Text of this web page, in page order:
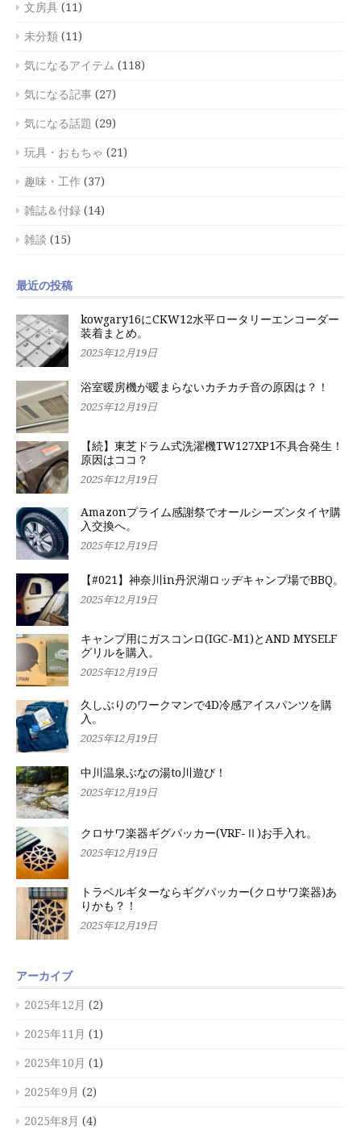
文房具 (11)
未分類 (11)
気になるアイテム (118)
気になる記事 (27)
気になる話題 (29)
玩具・おもちゃ (21)
趣味・工作 (37)
雑誌＆付録 (14)
雑談 (15)
最近の投稿
kowgary16にCKW12水平ロータリーエンコーダー
装着まとめ。
2025年12月19日
浴室暖房機が暖まらないカチカチ音の原因は？！
2025年12月19日
【続】東芝ドラム式洗濯機TW127XP1不具合発生！
原因はココ？
2025年12月19日
Amazonプライム感謝祭でオールシーズンタイヤ購
入交換へ。
2025年12月19日
【#021】神奈川in丹沢湖ロッヂキャンプ場でBBQ。
2025年12月19日
キャンプ用にガスコンロ(IGC-M1)とAND MYSELF
グリルを購入。
2025年12月19日
久しぶりのワークマンで4D冷感アイスパンツを購
入。
2025年12月19日
中川温泉ぶなの湯to川遊び！
2025年12月19日
クロサワ楽器ギグパッカー(VRF-Ⅱ)お手入れ。
2025年12月19日
トラベルギターならギグパッカー(クロサワ楽器)あ
りかも？！
2025年12月19日
アーカイブ
2025年12月 (2)
2025年11月 (1)
2025年10月 (1)
2025年9月 (2)
2025年8月 (4)